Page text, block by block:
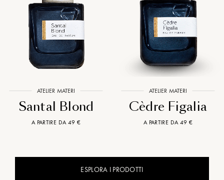
ATELIER MATERI
Santal Blond
A PARTIRE DA 49 €
ATELIER MATERI
Cèdre Figalia
A PARTIRE DA 49 €
ESPLORA I PRODOTTI